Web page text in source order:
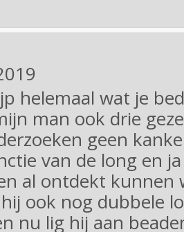
helemaal wat je
man ook drie
geen
van de long en
al ontdekt kunnen
ook nog dubbele
nu lig hij aan